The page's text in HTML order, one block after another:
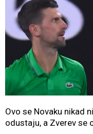
Ovo se Novaku nikad
odustaju, a Zverev se